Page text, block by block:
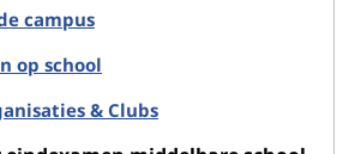
campus
op school
& Clubs